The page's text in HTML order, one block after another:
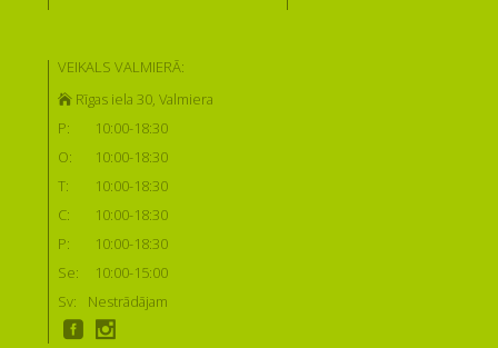
VEIKALS VALMIERĀ:
Rīgas iela 30, Valmiera
P:
10:00-18:30
O:
10:00-18:30
T:
10:00-18:30
C:
10:00-18:30
P:
10:00-18:30
Se:
10:00-15:00
Sv:
Nestrādājam